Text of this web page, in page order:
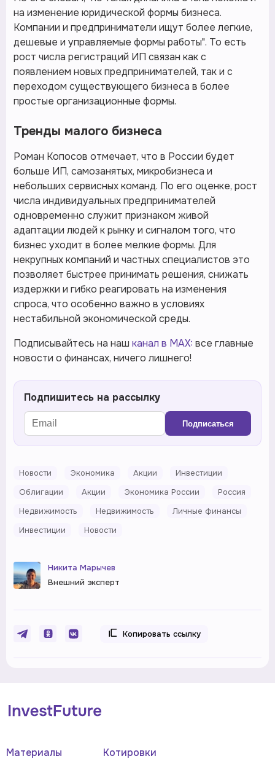
на изменение юридической формы бизнеса.
Компании и предприниматели ищут более легкие,
дешевые и управляемые формы работы". То есть
рост числа регистраций ИП связан как с
появлением новых предпринимателей, так и с
переходом существующего бизнеса в более
простые организационные формы.
Тренды малого бизнеса
Роман Копосов отмечает, что в России будет
больше ИП, самозанятых, микробизнеса и
небольших сервисных команд. По его оценке, рост
числа индивидуальных предпринимателей
одновременно служит признаком живой
адаптации людей к рынку и сигналом того, что
бизнес уходит в более мелкие формы. Для
некрупных компаний и частных специалистов это
позволяет быстрее принимать решения, снижать
издержки и гибко реагировать на изменения
спроса, что особенно важно в условиях
нестабильной экономической среды.
Подписывайтесь на наш канал в MAX: все главные
новости о финансах, ничего лишнего!
Подпишитесь на рассылку
Подписаться
Новости Экономика Акции
Инвестиции
Облигации
Акции Экономика России
Россия
Недвижимость
Недвижимость
Личные финансы
Инвестиции
Новости
Никита Марычев
Внешний эксперт
Копировать ссылку
Материалы Котировки